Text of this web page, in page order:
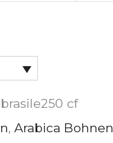
cf
, Arabica Bohnen